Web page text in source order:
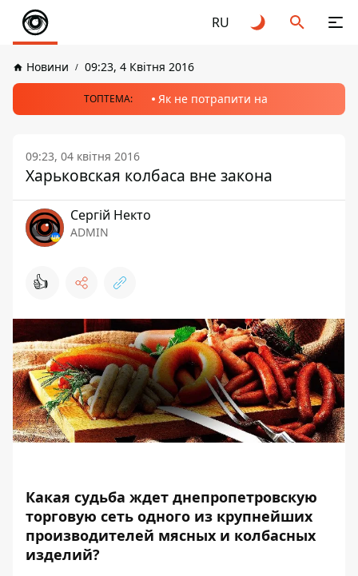
RU
Новини 09:23, 4 Квітня 2016
ТОПТЕМА: Як не потрапити на
09:23, 04 квітня 2016
Харьковская колбаса вне закона
Сергій Некто
ADMIN
👍
Какая судьба ждет днепропетровскую
торговую сеть одного из крупнейших
производителей мясных и колбасных
изделий?